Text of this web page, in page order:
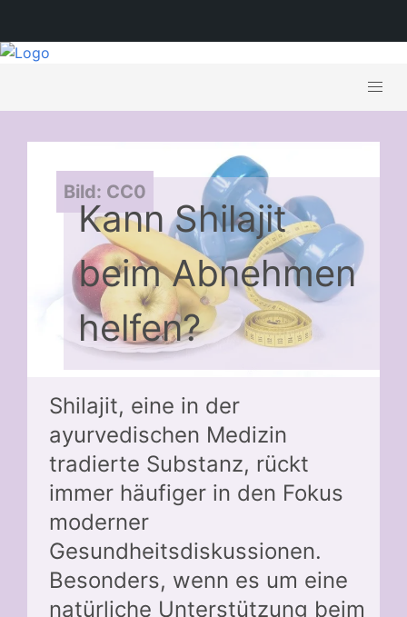
Bild: CC0
Kann Shilajit
beim Abnehmen
helfen?
Shilajit, eine in der
ayurvedischen Medizin
tradierte Substanz, rückt
immer häufiger in den Fokus
moderner
Gesundheitsdiskussionen.
Besonders, wenn es um eine
natürliche Unterstützung beim